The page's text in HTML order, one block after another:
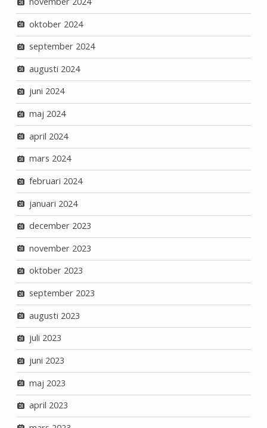
oktober 2024
september 2024
augusti 2024
juni 2024
maj 2024
april 2024
mars 2024
februari 2024
januari 2024
december 2023
november 2023
oktober 2023
september 2023
augusti 2023
juli 2023
juni 2023
maj 2023
april 2023